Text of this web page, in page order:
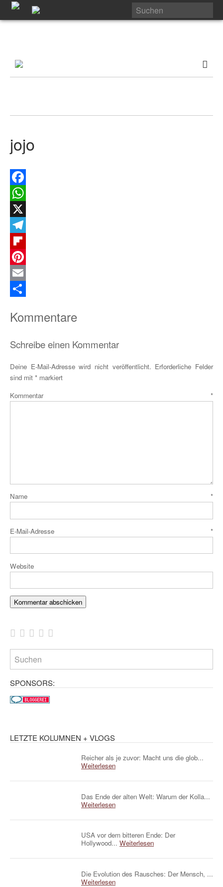
jojo
Facebook
WhatsApp
X
Telegram
Flipboard
Pinterest
Email
Kommentare
Schreibe einen Kommentar
Deine E-Mail-Adresse wird nicht veröffentlicht. Erforderliche Felder
sind mit * markiert
Kommentar *
Name *
E-Mail-Adresse *
Website
SPONSORS:
LETZTE KOLUMNEN + VLOGS
Reicher als je zuvor: Macht uns die glob...
Weiterlesen
Das Ende der alten Welt: Warum der Kolla...
Weiterlesen
USA vor dem bitteren Ende: Der
Hollywood... Weiterlesen
Die Evolution des Rausches: Der Mensch, ...
Weiterlesen